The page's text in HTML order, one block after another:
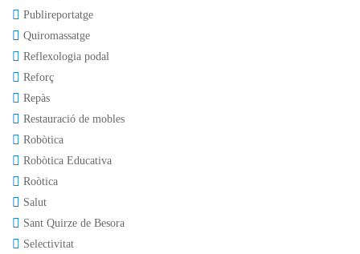
Publireportatge
Quiromassatge
Reflexologia podal
Reforç
Repàs
Restauració de mobles
Robòtica
Robòtica Educativa
Roòtica
Salut
Sant Quirze de Besora
Selectivitat